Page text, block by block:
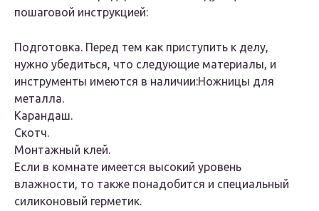
пошаговой инструкцией:
Подготовка. Перед тем как приступить к делу,
нужно убедиться, что следующие материалы, и
инструменты имеются в наличии:Ножницы для
металла.
Карандаш.
Скотч.
Монтажный клей.
Если в комнате имеется высокий уровень
влажности, то также понадобится и специальный
силиконовый герметик.